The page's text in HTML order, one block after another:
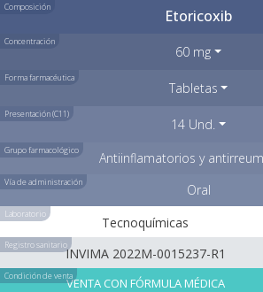
Composición Etoricoxib
Concentración
60 mg
Forma farmacéutica
Tabletas
Presentación (C11)
14 Und.
Grupo farmacológico Antiinflamatorios y
Vía de administración Oral
Laboratorio
Tecnoquímicas
Registro sanitario
INVIMA 2022M-0015237-R1
Condición de ventaVENTA CON FÓRMULA MÉDICA